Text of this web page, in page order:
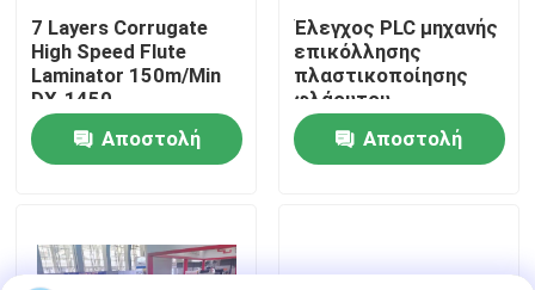
Ειδήσεις
Υποθέσεις
Laminator φλαούτων μηχανή
7 Layers Corrugate
High Speed ​​Flute
Laminator 150m/Min
DX-1450
Αποστολή
Έλεγχος PLC μηχανής
επικόλλησης
πλαστικοποίησης
φλάουτου
1650mmx1650mm
Αποστολή